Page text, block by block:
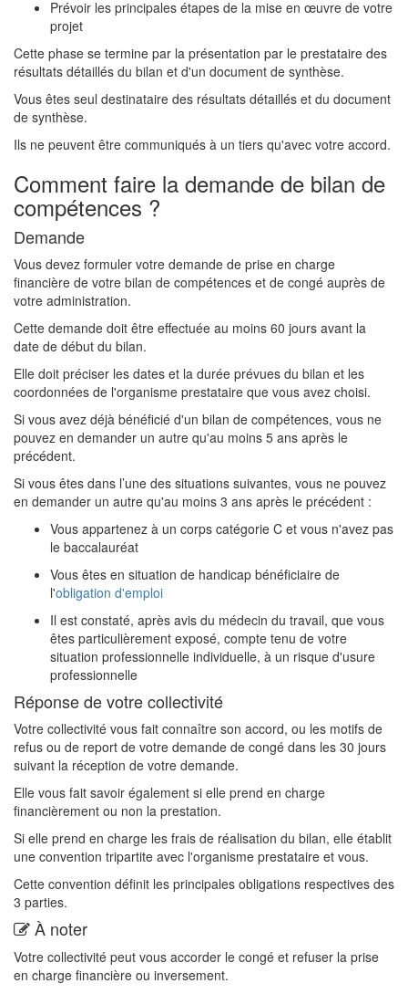
Prévoir les principales étapes de la mise en œuvre de votre
projet
Cette phase se termine par la présentation par le prestataire des
résultats détaillés du bilan et d'un document de synthèse.
Vous êtes seul destinataire des résultats détaillés et du document
de synthèse.
Ils ne peuvent être communiqués à un tiers qu'avec votre accord.
Comment faire la demande de bilan de
compétences ?
Demande
Vous devez formuler votre demande de prise en charge
financière de votre bilan de compétences et de congé auprès de
votre administration.
Cette demande doit être effectuée au moins 60 jours avant la
date de début du bilan.
Elle doit préciser les dates et la durée prévues du bilan et les
coordonnées de l'organisme prestataire que vous avez choisi.
Si vous avez déjà bénéficié d'un bilan de compétences, vous ne
pouvez en demander un autre qu'au moins 5 ans après le
précédent.
Si vous êtes dans l’une des situations suivantes, vous ne pouvez
en demander un autre qu'au moins 3 ans après le précédent :
Vous appartenez à un corps catégorie C et vous n'avez pas
le baccalauréat
Vous êtes en situation de handicap bénéficiaire de
l'obligation d'emploi
Il est constaté, après avis du médecin du travail, que vous
êtes particulièrement exposé, compte tenu de votre
situation professionnelle individuelle, à un risque d'usure
professionnelle
Réponse de votre collectivité
Votre collectivité vous fait connaître son accord, ou les motifs de
refus ou de report de votre demande de congé dans les 30 jours
suivant la réception de votre demande.
Elle vous fait savoir également si elle prend en charge
financièrement ou non la prestation.
Si elle prend en charge les frais de réalisation du bilan, elle établit
une convention tripartite avec l'organisme prestataire et vous.
Cette convention définit les principales obligations respectives des
3 parties.
À noter
Votre collectivité peut vous accorder le congé et refuser la prise
en charge financière ou inversement.